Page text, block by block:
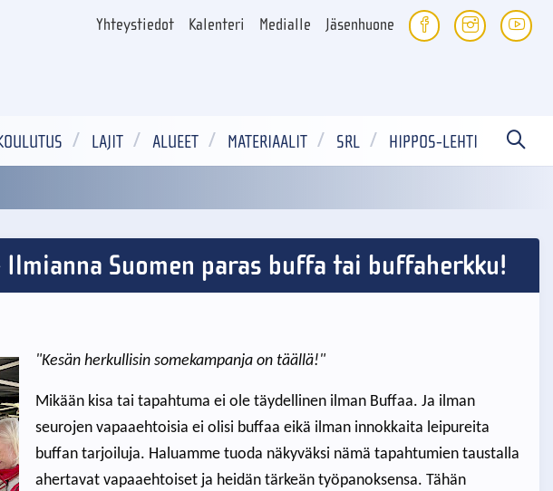
Yhteystiedot Kalenteri Medialle Jäsenhuone
LAJIT ALUEET MATERIAALIT SRL HIPPOS-LEHTI
Ilmianna Suomen paras buffa tai buffaherkku!
"Kesän herkullisin somekampanja on täällä!"
Mikään kisa tai tapahtuma ei ole täydellinen ilman Buffaa. Ja ilman
seurojen vapaaehtoisia ei olisi buffaa eikä ilman innokkaita leipureita
buffan tarjoiluja. Haluamme tuoda näkyväksi nämä tapahtumien taustalla
ahertavat vapaaehtoiset ja heidän tärkeän työpanoksensa. Tähän